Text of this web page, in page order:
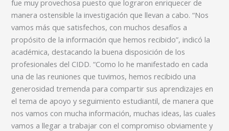
fue muy provechosa puesto que lograron enriquecer de
manera ostensible la investigación que llevan a cabo. “Nos
vamos más que satisfechos, con muchos desafíos a
propósito de la información que hemos recibido”, indicó la
académica, destacando la buena disposición de los
profesionales del CIDD. “Como lo he manifestado en cada
una de las reuniones que tuvimos, hemos recibido una
generosidad tremenda para compartir sus aprendizajes en
el tema de apoyo y seguimiento estudiantil, de manera que
nos vamos con mucha información, muchas ideas, las cuales
vamos a llegar a trabajar con el compromiso obviamente y